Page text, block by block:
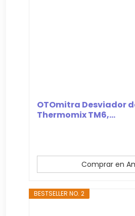
OTOmitra Desviador
Thermomix TM6,...
Comprar en
BESTSELLER NO. 2